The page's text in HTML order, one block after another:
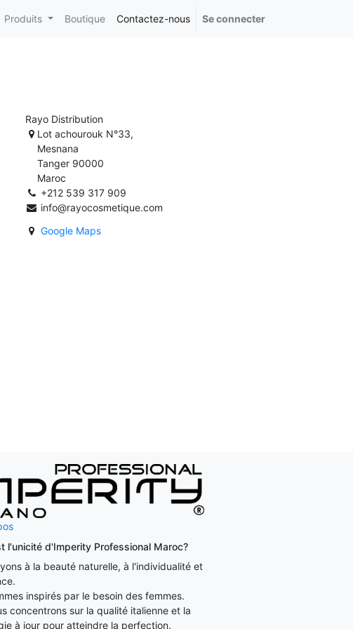
Produits Boutique Contactez-nous Se connecter
Rayo Distribution
Lot achourouk N°33,
Mesnana
Tanger 90000
Maroc
+212 539 317 909
info@rayocosmetique.com
Google Maps
l'unicité d'Imperity Professional Maroc?
à la beauté naturelle, à l'individualité et
inspirés par le besoin des femmes.
concentrons sur la qualité italienne et la
à jour pour atteindre la perfection.